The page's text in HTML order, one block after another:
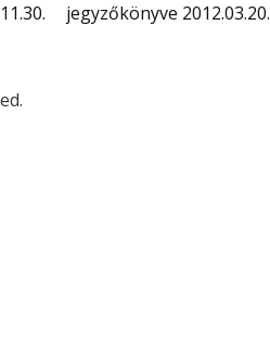
jegyzőkönyve 2012.03.20.